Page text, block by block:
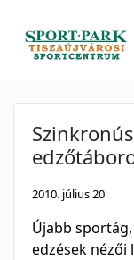
2010. július 20
Újabb
edzések